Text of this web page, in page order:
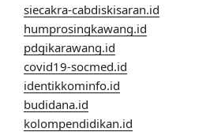
siecakra-cabdiskisaran.id
humprosingkawang.id
pdgikarawang.id
covid19-socmed.id
identikkominfo.id
budidana.id
kolompendidikan.id